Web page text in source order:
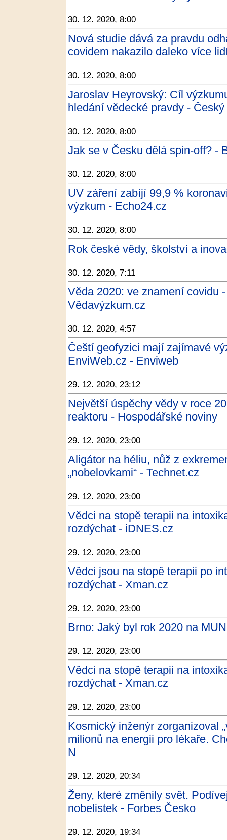
30. 12. 2020, 8:00
Nová studie dává za pravdu
covidem nakazilo daleko více
30. 12. 2020, 8:00
Jaroslav Heyrovský: Cíl
hledání vědecké pravdy -
30. 12. 2020, 8:00
Jak se v Česku dělá spin-off? -
30. 12. 2020, 8:00
UV záření zabíjí 99,9 %
výzkum - Echo24.cz
30. 12. 2020, 8:00
Rok české vědy, školství a
30. 12. 2020, 7:11
Věda 2020: ve znamení covidu
Vědavýzkum.cz
30. 12. 2020, 4:57
Čeští geofyzici mají zajímavé
EnviWeb.cz - Enviweb
29. 12. 2020, 23:12
Největší úspěchy vědy v roce
reaktoru - Hospodářské noviny
29. 12. 2020, 23:00
Aligátor na héliu, nůž z
„nobelovkami“ - Technet.cz
29. 12. 2020, 23:00
Vědci na stopě terapii na
rozdýchat - iDNES.cz
29. 12. 2020, 23:00
Vědci jsou na stopě terapii po
rozdýchat - Xman.cz
29. 12. 2020, 23:00
Brno: Jaký byl rok 2020 na
29. 12. 2020, 23:00
Vědci na stopě terapii na
rozdýchat - Xman.cz
29. 12. 2020, 23:00
Kosmický inženýr zorganizoval
milionů na energii pro lékaře.
N
29. 12. 2020, 20:34
Ženy, které změnily svět.
nobelistek - Forbes Česko
29. 12. 2020, 19:34